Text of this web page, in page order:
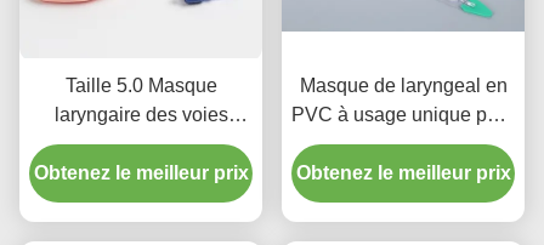
Taille 5.0 Masque
laryngaire des voies
respiratoires des voies
respiratoires du tube
laryngaire Silicone pour
Obtenez le meilleur prix
Masque de laryngeal en
PVC à usage unique pour
les voies respiratoires
pour nourrissons et
enfants
Obtenez le meilleur prix